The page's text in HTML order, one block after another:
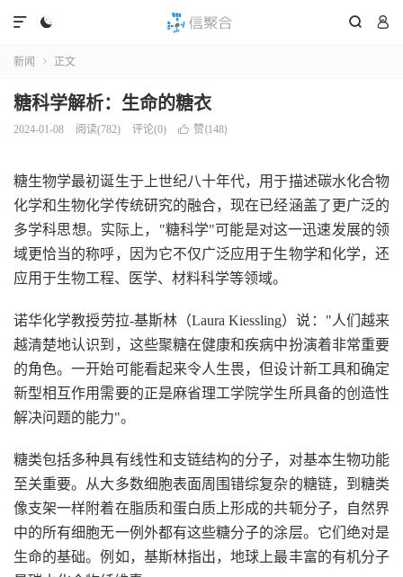
  

新闻  正文
糖科学解析：生命的糖衣
2024-01-08 阅读(782) 评论(0)  赞(148)
糖生物学最初诞生于上世纪八十年代，用于描述碳水化合物
化学和生物化学传统研究的融合，现在已经涵盖了更广泛的
多学科思想。实际上，"糖科学"可能是对这一迅速发展的领
域更恰当的称呼，因为它不仅广泛应用于生物学和化学，还
应用于生物工程、医学、材料科学等领域。
诺华化学教授劳拉-基斯林（Laura Kiessling）说："人们越来
越清楚地认识到，这些聚糖在健康和疾病中扮演着非常重要
的角色。一开始可能看起来令人生畏，但设计新工具和确定
新型相互作用需要的正是麻省理工学院学生所具备的创造性
解决问题的能力"。
糖类包括多种具有线性和支链结构的分子，对基本生物功能
至关重要。从大多数细胞表面周围错综复杂的糖链，到糖类
像支架一样附着在脂质和蛋白质上形成的共轭分子，自然界
中的所有细胞无一例外都有这些糖分子的涂层。它们绝对是
生命的基础。例如，基斯林指出，地球上最丰富的有机分子